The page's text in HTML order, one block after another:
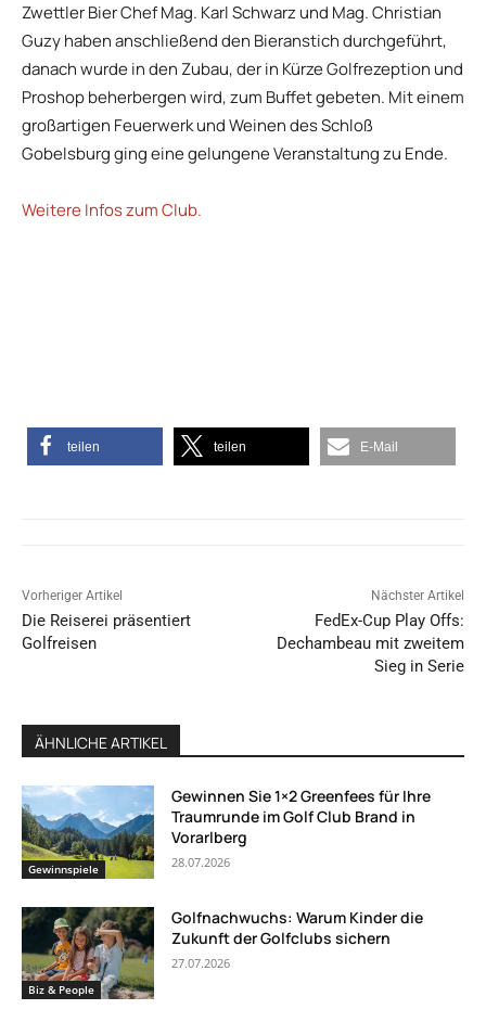
Zwettler Bier Chef Mag. Karl Schwarz und Mag. Christian
Guzy haben anschließend den Bieranstich durchgeführt,
danach wurde in den Zubau, der in Kürze Golfrezeption und
Proshop beherbergen wird, zum Buffet gebeten. Mit einem
großartigen Feuerwerk und Weinen des Schloß
Gobelsburg ging eine gelungene Veranstaltung zu Ende.
Weitere Infos zum Club.
teilen teilen E-Mail
Vorheriger Artikel
Die Reiserei präsentiert
Golfreisen
Nächster Artikel
FedEx-Cup Play Offs:
Dechambeau mit zweitem
Sieg in Serie
ÄHNLICHE ARTIKEL
Gewinnspiele
Gewinnen Sie 1×2 Greenfees für Ihre
Traumrunde im Golf Club Brand in
Vorarlberg
28.07.2026
Biz & People
Golfnachwuchs: Warum Kinder die
Zukunft der Golfclubs sichern
27.07.2026